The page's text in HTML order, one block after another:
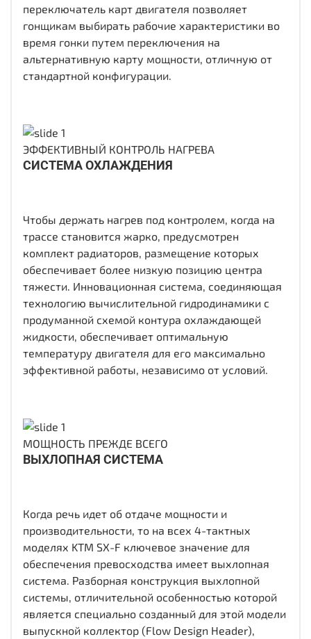
переключатель карт двигателя позволяет
гонщикам выбирать рабочие характеристики во
время гонки путем переключения на
альтернативную карту мощности, отличную от
стандартной конфигурации.
ЭФФЕКТИВНЫЙ КОНТРОЛЬ НАГРЕВА
СИСТЕМА ОХЛАЖДЕНИЯ
Чтобы держать нагрев под контролем, когда на
трассе становится жарко, предусмотрен
комплект радиаторов, размещение которых
обеспечивает более низкую позицию центра
тяжести. Инновационная система, соединяющая
технологию вычислительной гидродинамики с
продуманной схемой контура охлаждающей
жидкости, обеспечивает оптимальную
температуру двигателя для его максимально
эффективной работы, независимо от условий.
МОЩНОСТЬ ПРЕЖДЕ ВСЕГО
ВЫХЛОПНАЯ СИСТЕМА
Когда речь идет об отдаче мощности и
производительности, то на всех 4-тактных
моделях KTM SX-F ключевое значение для
обеспечения превосходства имеет выхлопная
система. Разборная конструкция выхлопной
системы, отличительной особенностью которой
является специально созданный для этой модели
выпускной коллектор (Flow Design Header),